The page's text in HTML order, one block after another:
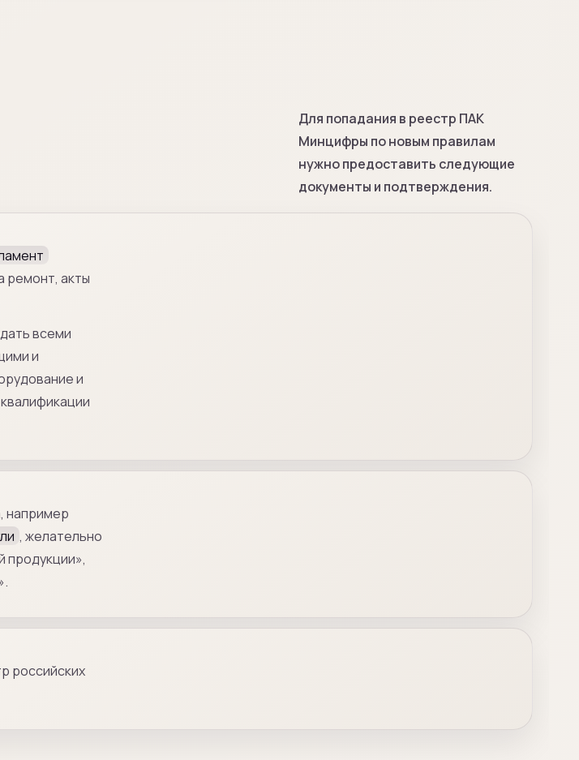
Для попадания в реестр ПАК
Минцифры по новым правилам
нужно предоставить следующие
документы и подтверждения.
ремонт, акты
всеми
и
и
например
, желательно
продукции»,
российских